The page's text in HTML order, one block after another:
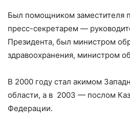
Был помощником заместителя
пресс-секретарем —
Президента, был министром
здравоохранения, министром
В 2000 году стал акимом
области, а в 2003 — послом
Федерации.